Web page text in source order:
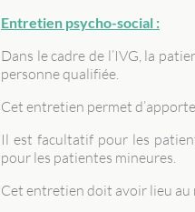
Entretien psycho-social :
Dans le cadre de l’IVG, la
personne qualifiée.
Cet entretien permet
Il est facultatif pour les
pour les patientes mineures.
Cet entretien doit avoir lieu au